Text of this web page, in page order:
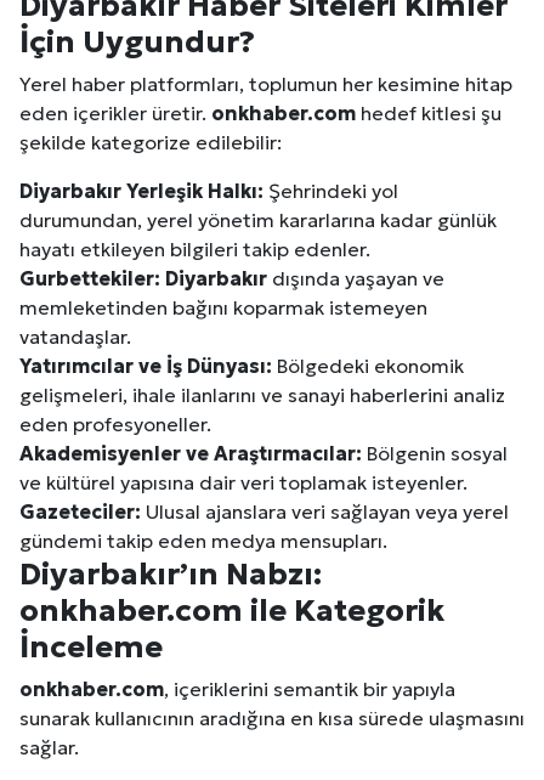
İçin Uygundur?
Yerel haber platformları, toplumun her kesimine hitap
eden içerikler üretir. onkhaber.com hedef kitlesi şu
şekilde kategorize edilebilir:
Diyarbakır Yerleşik Halkı: Şehrindeki yol
durumundan, yerel yönetim kararlarına kadar günlük
hayatı etkileyen bilgileri takip edenler.
Gurbettekiler: Diyarbakır dışında yaşayan ve
memleketinden bağını koparmak istemeyen
vatandaşlar.
Yatırımcılar ve İş Dünyası: Bölgedeki ekonomik
gelişmeleri, ihale ilanlarını ve sanayi haberlerini analiz
eden profesyoneller.
Akademisyenler ve Araştırmacılar: Bölgenin sosyal
ve kültürel yapısına dair veri toplamak isteyenler.
Gazeteciler: Ulusal ajanslara veri sağlayan veya yerel
gündemi takip eden medya mensupları.
Diyarbakır’ın Nabzı:
onkhaber.com ile Kategorik
İnceleme
onkhaber.com, içeriklerini semantik bir yapıyla
sunarak kullanıcının aradığına en kısa sürede ulaşmasını
sağlar.